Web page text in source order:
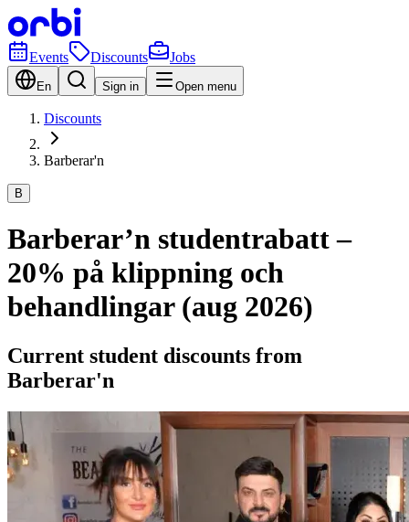
Events Discounts Jobs
En Sign in Open menu
Discounts
Barberar'n
B
Barberar’n studentrabatt –
20% på klippning och
behandlingar (aug 2026)
Current student discounts from
Barberar'n